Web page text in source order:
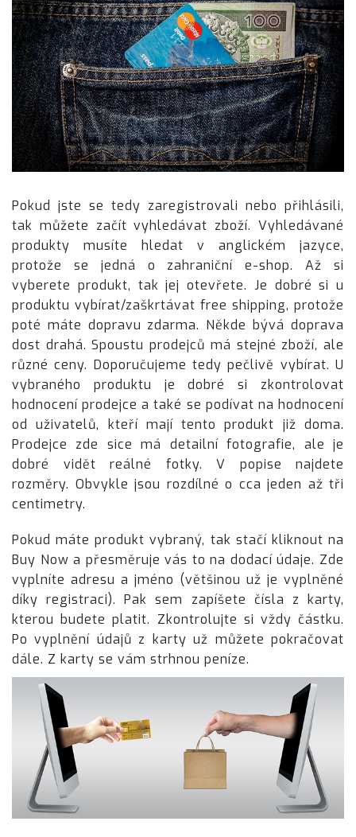
Pokud jste se tedy zaregistrovali nebo přihlásili,
tak můžete začít vyhledávat zboží. Vyhledávané
produkty musíte hledat v anglickém jazyce,
protože se jedná o zahraniční e-shop. Až si
vyberete produkt, tak jej otevřete. Je dobré si u
produktu vybírat/zaškrtávat free shipping, protože
poté máte dopravu zdarma. Někde bývá doprava
dost drahá. Spoustu prodejců má stejné zboží, ale
různé ceny. Doporučujeme tedy pečlivě vybírat. U
vybraného produktu je dobré si zkontrolovat
hodnocení prodejce a také se podívat na hodnocení
od uživatelů, kteří mají tento produkt již doma.
Prodejce zde sice má detailní fotografie, ale je
dobré vidět reálné fotky. V popise najdete
rozměry. Obvykle jsou rozdílné o cca jeden až tři
centimetry.
Pokud máte produkt vybraný, tak stačí kliknout na
Buy Now a přesměruje vás to na dodací údaje. Zde
vyplníte adresu a jméno (většinou už je vyplněné
díky registraci). Pak sem zapíšete čísla z karty,
kterou budete platit. Zkontrolujte si vždy částku.
Po vyplnění údajů z karty už můžete pokračovat
dále. Z karty se vám strhnou peníze.